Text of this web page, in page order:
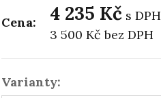
Cena: 4 235 Kč s DPH
3 500 Kčbez DPH
Varianty: